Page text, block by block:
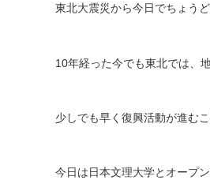
東北大震災から今日でちょうど
10年経った今でも東北では、
少しでも早く復興活動が進む
今日は日本文理大学とオープン